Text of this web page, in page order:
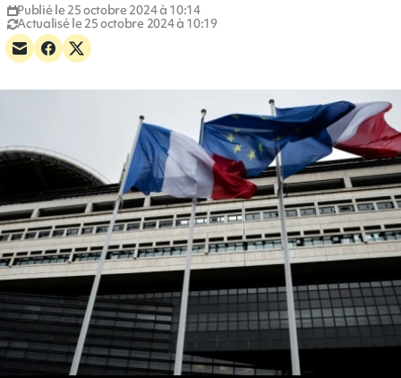
Publié le 25 octobre 2024 à 10:14
Actualisé le 25 octobre 2024 à 10:19